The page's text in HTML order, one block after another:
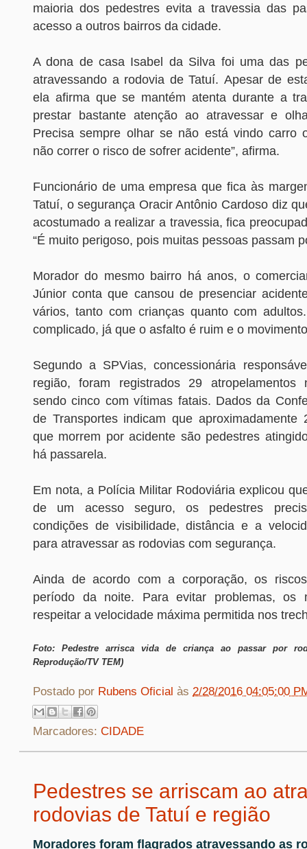
maioria dos pedestres evita a travessia das
acesso a outros bairros da cidade.
A dona de casa Isabel da Silva foi uma das
atravessando a rodovia de Tatuí. Apesar de
ela afirma que se mantém atenta durante a
prestar bastante atenção ao atravessar e
Precisa sempre olhar se não está vindo carro
não correr o risco de sofrer acidente”, afirma.
Funcionário de uma empresa que fica às
Tatuí, o segurança Oracir Antônio Cardoso diz
acostumado a realizar a travessia, fica
“É muito perigoso, pois muitas pessoas passam
Morador do mesmo bairro há anos, o
Júnior conta que cansou de presenciar
vários, tanto com crianças quanto com
complicado, já que o asfalto é ruim e o
Segundo a SPVias, concessionária
região, foram registrados 29 atropelamentos
sendo cinco com vítimas fatais. Dados da
de Transportes indicam que aproximadamente
que morrem por acidente são pedestres
há passarela.
Em nota, a Polícia Militar Rodoviária explicou
de um acesso seguro, os pedestres
condições de visibilidade, distância e a
para atravessar as rodovias com segurança.
Ainda de acordo com a corporação, os
período da noite. Para evitar problemas, os
respeitar a velocidade máxima permitida nos
Foto: Pedestre arrisca vida de criança ao passar por
Reprodução/TV TEM)
Postado por Rubens Oficial às 2/28/2016 04:05:00
Marcadores: CIDADE
Pedestres se arriscam ao
rodovias de Tatuí e região
Moradores foram flagrados atravessando as